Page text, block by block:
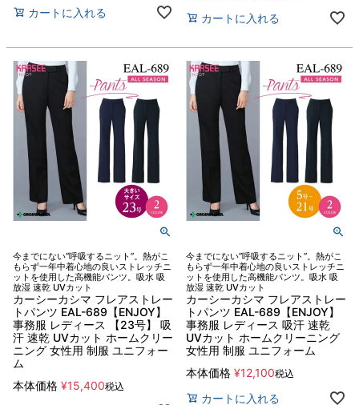
カートに入れる カートに入れる
今までにない”呼吸するニット”。熱がこ
もらず一年中着心地の良いストレッチニ
ットを使用した高機能パンツ。吸水 吸
放湿 速乾 UVカット
カーシーカシマ フレアストレー
トパンツ EAL-689【ENJOY】
事務服 レディース 【23号】 吸
汗 速乾 UVカット ホームクリー
ニング 女性用 制服 ユニフォー
ム
本体価格 ¥15,400税込
今までにない”呼吸するニット”。熱がこ
もらず一年中着心地の良いストレッチニ
ットを使用した高機能パンツ。吸水 吸
放湿 速乾 UVカット
カーシーカシマ フレアストレー
トパンツ EAL-689【ENJOY】
事務服 レディース 吸汗 速乾
UVカット ホームクリーニング
女性用 制服 ユニフォーム
本体価格 ¥12,100税込
カートに入れる